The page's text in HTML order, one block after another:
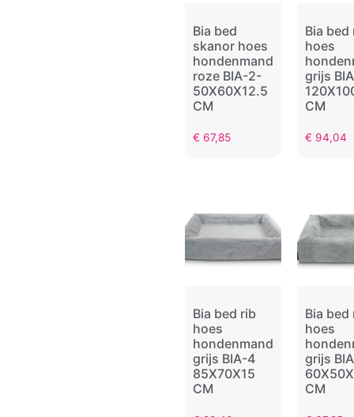
Bia bed
skanor hoes
hondenmand
roze BIA-2-
50X60X12.5
CM
€ 67,85
Bia bed
hoes
grijs
CM
€ 94,04
Bia bed rib
hoes
hondenmand
grijs BIA-4
85X70X15
CM
Bia bed
hoes
grijs
CM